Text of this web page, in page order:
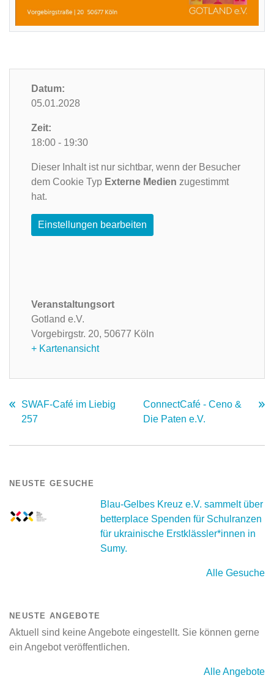
Datum:
05.01.2028
Zeit:
18:00 - 19:30
Dieser Inhalt ist nur sichtbar, wenn der Besucher
dem Cookie Typ Externe Medien zugestimmt
hat.
Einstellungen bearbeiten
Veranstaltungsort
Gotland e.V.
Vorgebirgstr. 20, 50677 Köln
+ Kartenansicht
SWAF-Café im Liebig
257
ConnectCafé - Ceno &
Die Paten e.V.
NEUSTE GESUCHE
Blau-Gelbes Kreuz e.V. sammelt über
betterplace Spenden für Schulranzen
für ukrainische Erstklässler*innen in
Sumy.
Alle Gesuche
NEUSTE ANGEBOTE
Aktuell sind keine Angebote eingestellt. Sie können gerne
ein Angebot veröffentlichen.
Alle Angebote